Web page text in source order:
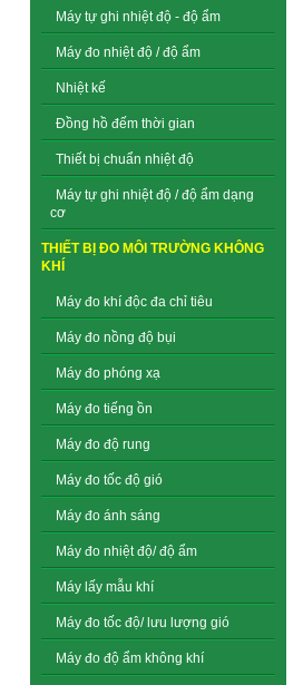
Máy tự ghi nhiệt độ - độ ẩm
Máy đo nhiệt độ / độ ẩm
Nhiệt kế
Đồng hồ đếm thời gian
Thiết bị chuẩn nhiệt độ
Máy tự ghi nhiệt độ / độ ẩm dạng
cơ
THIẾT BỊ ĐO MÔI TRƯỜNG KHÔNG
KHÍ
Máy đo khí độc đa chỉ tiêu
Máy đo nồng độ bụi
Máy đo phóng xạ
Máy đo tiếng ồn
Máy đo độ rung
Máy đo tốc độ gió
Máy đo ánh sáng
Máy đo nhiệt độ/ độ ẩm
Máy lấy mẫu khí
Máy đo tốc độ/ lưu lượng gió
Máy đo độ ẩm không khí